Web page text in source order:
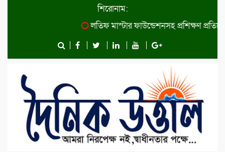
শিরোনাম:
লতিফ মাস্টার ফাউন্ডেশনসহ প্রশিক্ষণ প্রতিষ্ঠান